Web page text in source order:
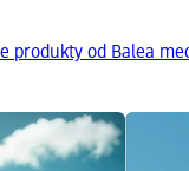
produkty od Balea